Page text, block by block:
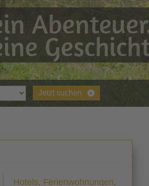
Jetzt suchen
Hotels, Ferienwohnungen,